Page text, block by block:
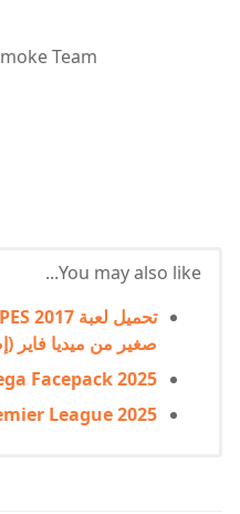
Team
You may also like...
صغير من ميديا فاير
Facepack 2025
League 2025